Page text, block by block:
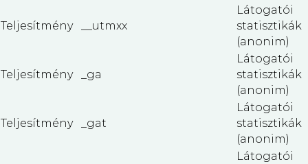
Teljesítmény __utmxx
Látogatói
statisztikák
(anonim)
Teljesítmény _ga
Látogatói
statisztikák
(anonim)
Teljesítmény _gat
Látogatói
statisztikák
(anonim)
Látogatói